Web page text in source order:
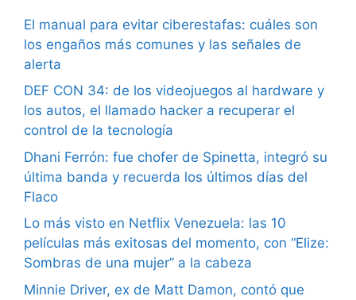
El manual para evitar ciberestafas: cuáles son
los engaños más comunes y las señales de
alerta
DEF CON 34: de los videojuegos al hardware y
los autos, el llamado hacker a recuperar el
control de la tecnología
Dhani Ferrón: fue chofer de Spinetta, integró su
última banda y recuerda los últimos días del
Flaco
Lo más visto en Netflix Venezuela: las 10
películas más exitosas del momento, con “Elize:
Sombras de una mujer” a la cabeza
Minnie Driver, ex de Matt Damon, contó que